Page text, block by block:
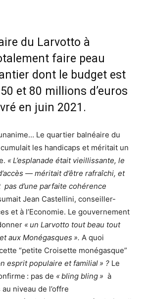
du Larvotto à
faire peau
dont le budget est
et 80 millions d’euros
en juin 2021.
Le quartier balnéaire du
les handicaps et méritait un
«L’esplanade était vieillissante, le
— méritait d’être rafraîchi, et
pas d’une parfaite cohérence
Jean Castellini, conseiller-
et à l’Economie. Le gouvernement
« un Larvotto tout beau tout
aux Monégasques ». A quoi
“petite Croisette monégasque”
esprit populaire et familial» ? Le
: pas de «bling bling» à
niveau de l’offre